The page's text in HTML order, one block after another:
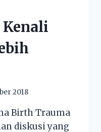
2018
Birth Trauma
diskusi yang